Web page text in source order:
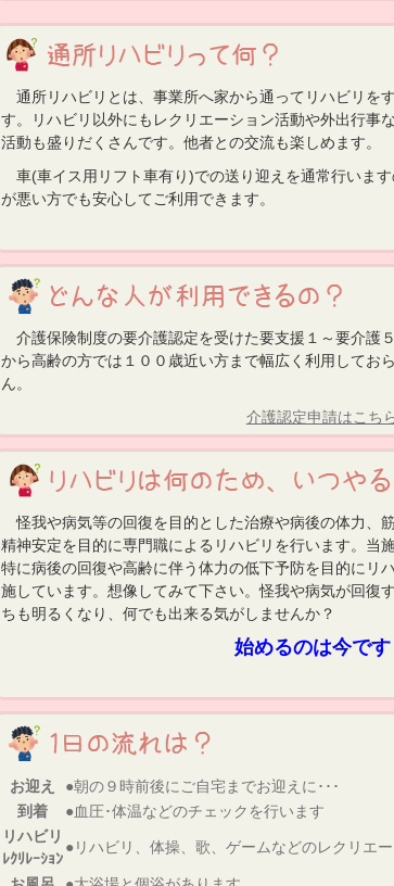
通所リハビリとは、事業所へ家から通ってリハビリを
す。リハビリ以外にもレクリエーション活動や外出行事
活動も盛りだくさんです。他者との交流も楽しめます。
車(車イス用リフト車有り)での送り迎えを通常行います
が悪い方でも安心してご利用できます。
介護保険制度の要介護認定を受けた要支援１～要介護
から高齢の方では１００歳近い方まで幅広く利用してお
ん。
介護認定申請はこち
怪我や病気等の回復を目的とした治療や病後の体力、筋
精神安定を目的に専門職によるリハビリを行います。当施
特に病後の回復や高齢に伴う体力の低下予防を目的にリ
施しています。想像してみて下さい。怪我や病気が回復
ちも明るくなり、何でも出来る気がしませんか？
始めるのは今です
お迎え
●朝の９時前後にご自宅までお迎えに･･･
到着
●血圧･体温などのチェックを行います
リハビリ
ﾚｸﾘﾚｰｼｮﾝ
●リハビリ、体操、歌、ゲームなどのレクリエ